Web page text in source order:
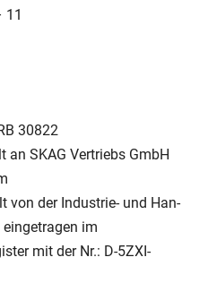
11
30822
an SKAG Vertriebs GmbH
von der In­dus­trie- und Han­
im
mit der Nr.: D-5ZXI-